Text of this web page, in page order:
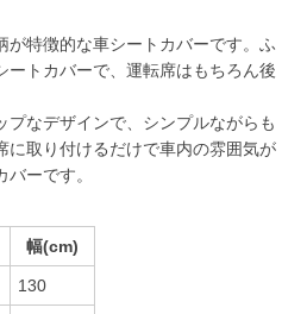
が特徴的な車シートカバーです。ふ
ートカバーで、運転席はもちろん後
プなデザインで、シンプルながらも
に取り付けるだけで車内の雰囲気が
ーです。
幅(cm)
130